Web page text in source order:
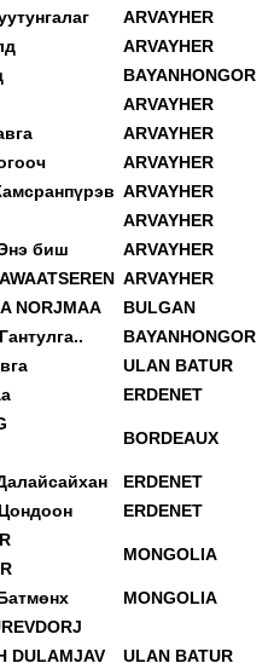
ARVAYHER
ARVAYHER
BAYANHONGOR
ARVAYHER
ARVAYHER
ARVAYHER
ARVAYHER
ARVAYHER
биш
ARVAYHER
ARVAYHER
NORJMAA
BULGAN
BAYANHONGOR
ULAN BATUR
ERDENET
BORDEAUX
ERDENET
ERDENET
MONGOLIA
MONGOLIA
DULAMJAV ULAN BATUR